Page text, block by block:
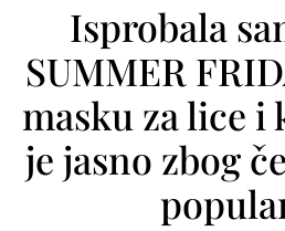
Isprobala
SUMMER
masku za lice i
je jasno zbog